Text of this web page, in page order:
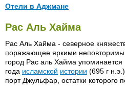
Four Points by Sheraton Bur
Galaxy Plaza 3*
Golden Ring Resort 3*
Golden Sands 4*
Golden Tulip Aeroplane 4*
Golden Tulip Maredias 4*
Отели в Аджмане
Ajman Beach 3*
Resort 5*
Рас Аль Хайма
Рас Аль Хайма - северное
поражающее яркими
город Рас аль Хайма упоминается
года исламской истории (695 г
порт Джульфар, остатки которого